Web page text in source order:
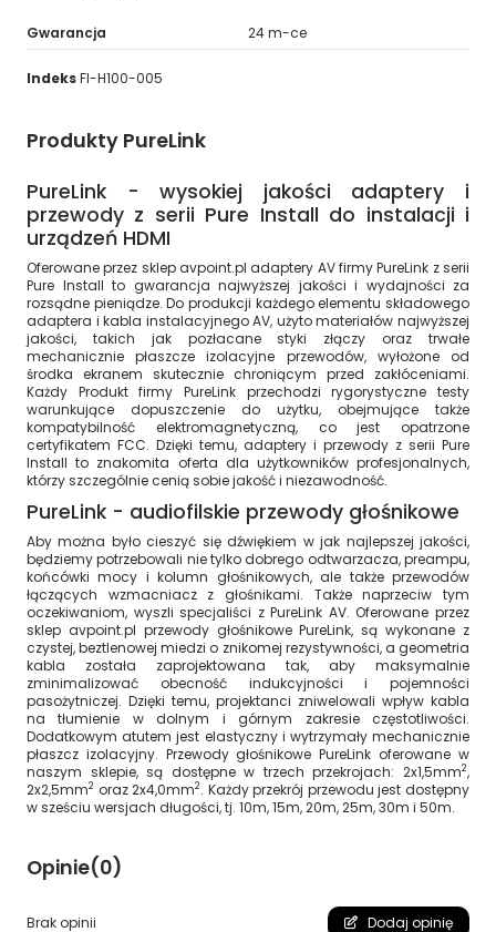
Gwarancja 24 m-ce
IndeksFI-H100-005
Produkty PureLink
PureLink - wysokiej jakości adaptery i
przewody z serii Pure Install do instalacji i
urządzeń HDMI
Oferowane przez sklep avpoint.pl adaptery AV firmy PureLink z serii
Pure Install to gwarancja najwyższej jakości i wydajności za
rozsądne pieniądze. Do produkcji każdego elementu składowego
adaptera i kabla instalacyjnego AV, użyto materiałów najwyższej
jakości, takich jak pozłacane styki złączy oraz trwałe
mechanicznie płaszcze izolacyjne przewodów, wyłożone od
środka ekranem skutecznie chroniącym przed zakłóceniami.
Każdy Produkt firmy PureLink przechodzi rygorystyczne testy
warunkujące dopuszczenie do użytku, obejmujące także
kompatybilność elektromagnetyczną, co jest opatrzone
certyfikatem FCC. Dzięki temu, adaptery i przewody z serii Pure
Install to znakomita oferta dla użytkowników profesjonalnych,
którzy szczególnie cenią sobie jakość i niezawodność.
PureLink - audiofilskie przewody głośnikowe
Aby można było cieszyć się dźwiękiem w jak najlepszej jakości,
będziemy potrzebowali nie tylko dobrego odtwarzacza, preampu,
końcówki mocy i kolumn głośnikowych, ale także przewodów
łączących wzmacniacz z głośnikami. Także naprzeciw tym
oczekiwaniom, wyszli specjaliści z PureLink AV. Oferowane przez
sklep avpoint.pl przewody głośnikowe PureLink, są wykonane z
czystej, beztlenowej miedzi o znikomej rezystywności, a geometria
kabla została zaprojektowana tak, aby maksymalnie
zminimalizować obecność indukcyjności i pojemności
pasożytniczej. Dzięki temu, projektanci zniwelowali wpływ kabla
na tłumienie w dolnym i górnym zakresie częstotliwości.
Dodatkowym atutem jest elastyczny i wytrzymały mechanicznie
płaszcz izolacyjny. Przewody głośnikowe PureLink oferowane w
naszym sklepie, są dostępne w trzech przekrojach: 2x1,5mm2,
2x2,5mm2 oraz 2x4,0mm2. Każdy przekrój przewodu jest dostępny
w sześciu wersjach długości, tj. 10m, 15m, 20m, 25m, 30m i 50m.
Opinie(0)
Brak opinii Dodaj opinię